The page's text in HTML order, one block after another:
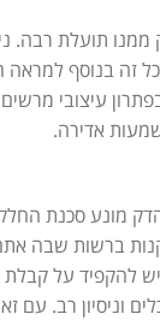
תועלת רבה.
זה בנוסף
עיצובי
אדירה.
מונע סכנת
ברשות שבה
להקפיד על קבלת
וניסיון רב. עם